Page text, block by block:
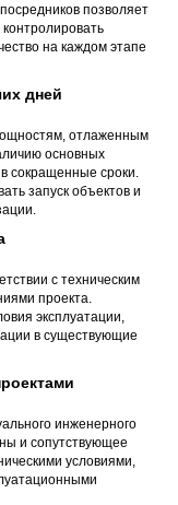
позволяет
на каждом этапе
дней
отлаженным
основных
сокращенные сроки.
запуск объектов и
с техническим
проекта.
эксплуатации,
в существующие
инженерного
и сопутствующее
условиями,